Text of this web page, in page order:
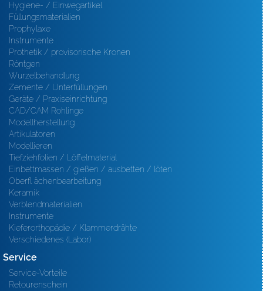
Hygiene- / Einwegartikel
Füllungsmaterialien
Prophylaxe
Instrumente
Prothetik / provisorische Kronen
Röntgen
Wurzelbehandlung
Zemente / Unterfüllungen
Geräte / Praxiseinrichtung
CAD/CAM Rohlinge
Modellherstellung
Artikulatoren
Modellieren
Tiefziehfolien / Löffelmaterial
Einbettmassen / gießen / ausbetten / löten
Oberfl ächenbearbeitung
Keramik
Verblendmaterialien
Instrumente
Kieferorthopädie / Klammerdrähte
Verschiedenes (Labor)
Service
Service-Vorteile
Retourenschein